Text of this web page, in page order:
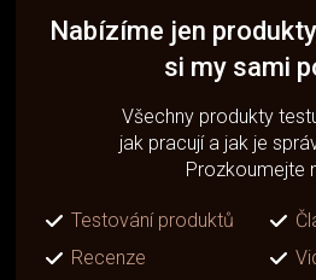
Nabízíme jen
si my sami
Všechny produkty
jak pracují a jak je
Prozkoumejte
Testování produktů
Recenze